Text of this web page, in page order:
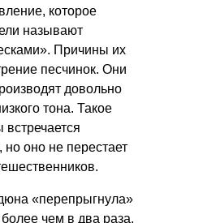
которое
называют
Причины их
песчинок. Они
довольно
тона. Такое
встречается
но оно не перестает
«перепрыгнула»
чем в два раза.